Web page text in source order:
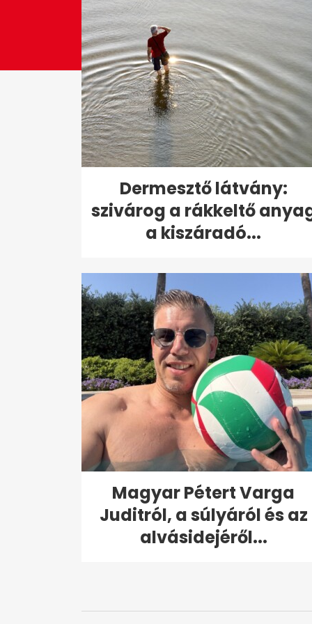
Dermesztő látvány:
szivárog a rákkeltő
a kiszáradó...
Magyar Pétert Varga
Juditról, a súlyáról és az
alvásidejéről...